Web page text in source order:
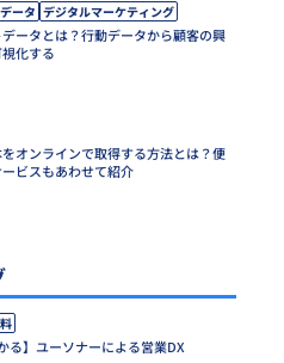
ータ デジタルマーケティング
ータとは？行動データから顧客の興
化する
オンラインで取得する方法とは？便
ビスもあわせて紹介
る】ユーソナーによる営業DX